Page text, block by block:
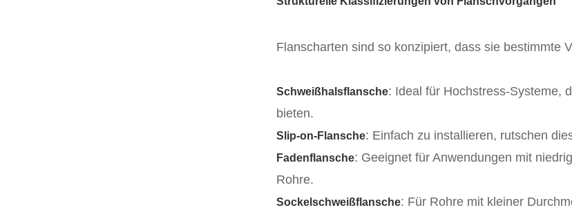
Flanscharten sind so konzipiert, dass sie bestimmte
Schweißhalsflansche: Ideal für Hochstress-Systeme,
bieten.
Slip-on-Flansche: Einfach zu installieren, rutschen
Fadenflansche: Geeignet für Anwendungen mit
Rohre.
Sockelschweißflansche: Für Rohre mit kleiner